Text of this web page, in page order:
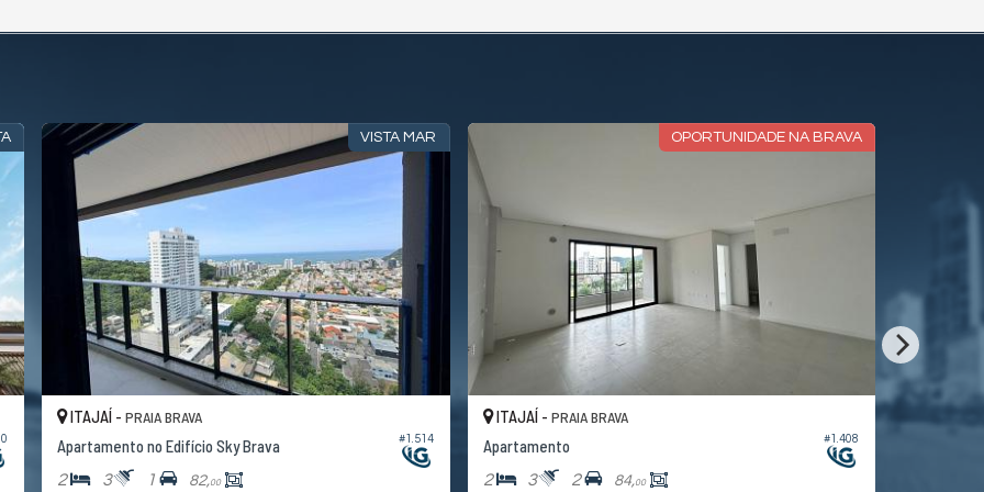
VISTA MAR
#1.514
ITAJAÍ -PRAIA BRAVA
Apartamento no Edifício Sky Brava
2 3 1 82,00
OPORTUNIDADE NA BRAVA
#1.408
ITAJAÍ - PRAIA BRAVA
Apartamento
2 3 2 84,00